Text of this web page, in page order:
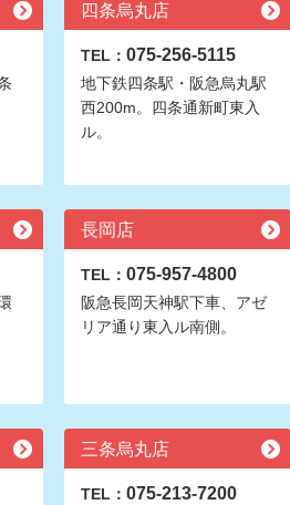
四条烏丸店
TEL： 075-256-5115
地下鉄四条駅・阪急烏丸駅
西200m。四条通新町東入
ル。
長岡店
TEL： 075-957-4800
阪急長岡天神駅下車、アゼ
リア通り東入ル南側。
三条烏丸店
TEL： 075-213-7200